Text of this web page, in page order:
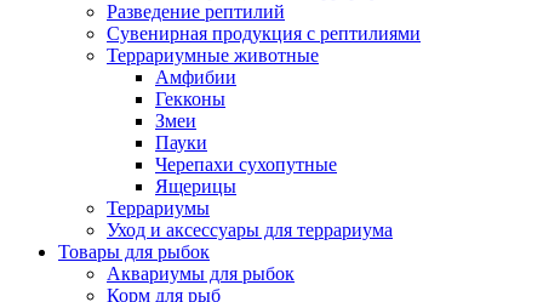
Разведение рептилий
Сувенирная продукция с рептилиями
Террариумные животные
Амфибии
Гекконы
Змеи
Пауки
Черепахи сухопутные
Ящерицы
Террариумы
Уход и аксессуары для террариума
Товары для рыбок
Аквариумы для рыбок
Корм для рыб